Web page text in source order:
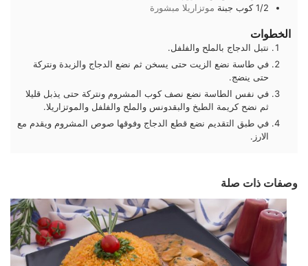
1/2 كوب جبنة موتزاريلا مبشورة
الخطوات
نتبل الدجاج بالملح والفلفل.
في طاسة نضع الزيت حتى يسخن ثم نضع الدجاج والزبدة ونتركة
حتى ينضج.
في نفس الطاسة نضع نصف كوب المشروم ونتركة حتى يذبل قليلا
ثم نضح كريمة الطبخ والبقدونس والملح والفلفل والموتزاريلا.
في طبق التقديم نضع قطع الدجاج وفوقها صوص المشروم ويقدم مع
الارز.
وصفات ذات صلة